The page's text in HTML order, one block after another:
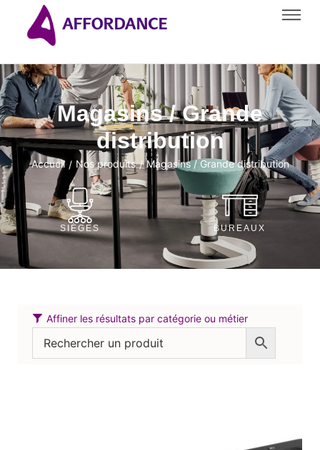
Magasins / Grande
distribution
Accueil / Nos produits / Magasins / Grande distribution
SIÈGES BUREAUX
Affiner les résultats par catégorie ou métier